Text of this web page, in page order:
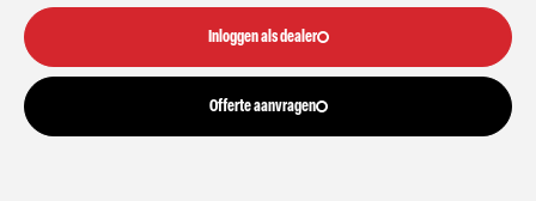
Inloggen als dealer
Offerte aanvragen